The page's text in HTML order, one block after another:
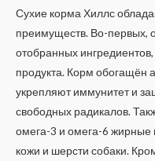
Сухие корма Хиллс
преимуществ. Во-первых,
отобранных ингредиентов,
продукта. Корм обогащён
укрепляют иммунитет и
свободных радикалов.
омега-3 и омега-6
кожи и шерсти собаки.